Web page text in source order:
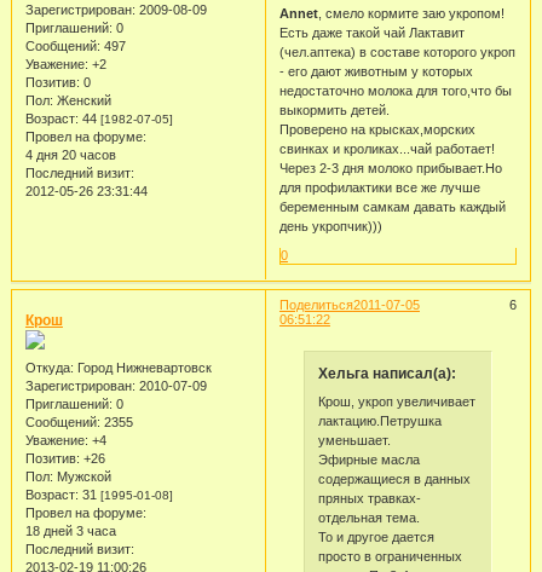
Зарегистрирован: 2009-08-09
Приглашений: 0
Сообщений: 497
Уважение: +2
Позитив: 0
Пол: Женский
Возраст: 44 [1982-07-05]
Провел на форуме:
4 дня 20 часов
Последний визит:
2012-05-26 23:31:44
Annet, смело кормите заю укропом!
Есть даже такой чай Лактавит
(чел.аптека) в составе которого укроп
- его дают животным у которых
недостаточно молока для того,что бы
выкормить детей.
Проверено на крысках,морских
свинках и кроликах...чай работает!
Через 2-3 дня молоко прибывает.Но
для профилактики все же лучше
беременным самкам давать каждый
день укропчик)))
0
Поделиться 6
2011-07-05
06:51:22
Крош
Откуда: Город Нижневартовск
Зарегистрирован: 2010-07-09
Приглашений: 0
Сообщений: 2355
Уважение: +4
Позитив: +26
Пол: Мужской
Возраст: 31 [1995-01-08]
Провел на форуме:
18 дней 3 часа
Последний визит:
2013-02-19 11:00:26
Хельга написал(а):
Крош, укроп увеличивает
лактацию.Петрушка
уменьшает.
Эфирные масла
содержащиеся в данных
пряных травках-
отдельная тема.
То и другое дается
просто в ограниченных